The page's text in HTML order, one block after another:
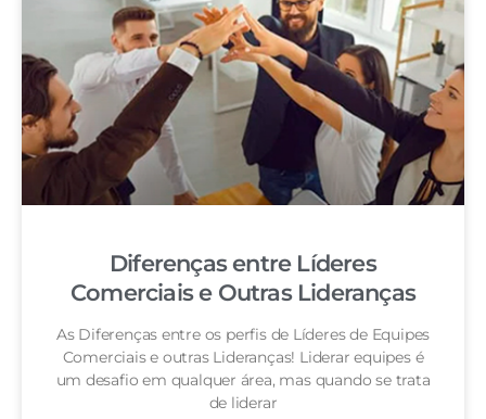
Diferenças entre Líderes
Comerciais e Outras Lideranças
As Diferenças entre os perfis de Líderes de Equipes
Comerciais e outras Lideranças! Liderar equipes é
um desafio em qualquer área, mas quando se trata
de liderar